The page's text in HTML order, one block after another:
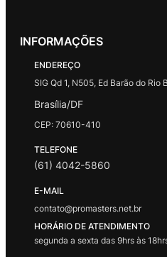
INFORMAÇÕES
ENDEREÇO
SIG Qd 1, N505, Ed Barão do Rio
Brasília/DF
CEP: 70610-410
TELEFONE
(61) 4042-5860
E-MAIL
contato@promasters.net.br
HORÁRIO DE ATENDIMENTO
segunda a sexta das 9hrs às